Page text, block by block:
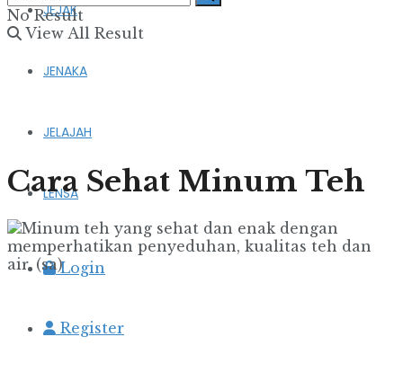
JEJAK
JENAKA
JELAJAH
LENSA
Login
Register
No Result
View All Result
Cara Sehat Minum Teh